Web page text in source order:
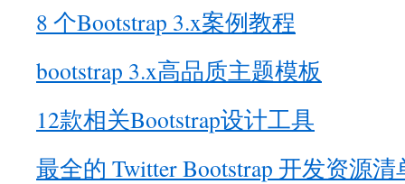
8 个Bootstrap 3.x案例教程
bootstrap 3.x高品质主题模板
12款相关Bootstrap设计工具
最全的 Twitter Bootstrap 开发资源清